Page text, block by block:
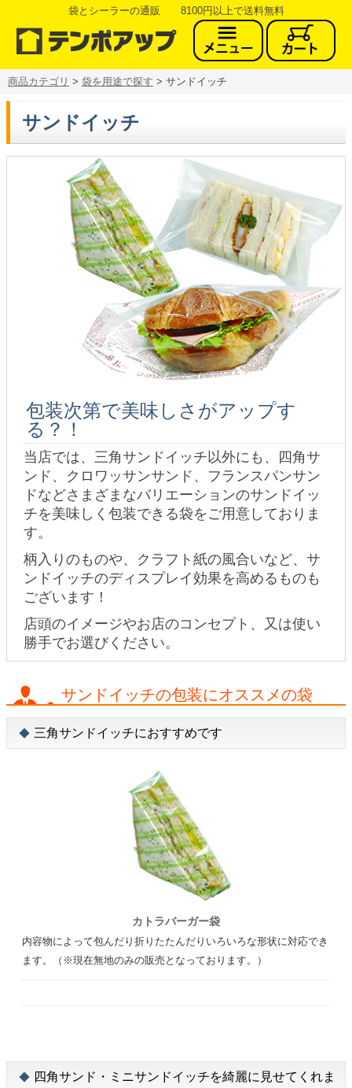
袋とシーラーの通販 8100円以上で送料無料
商品カテゴリ > 袋を用途で探す > サンドイッチ
サンドイッチ
包装次第で美味しさがアップす
る？！
当店では、三角サンドイッチ以外にも、四角サ
ンド、クロワッサンサンド、フランスパンサン
ドなどさまざまなバリエーションのサンドイッ
チを美味しく包装できる袋をご用意しておりま
す。
柄入りのものや、クラフト紙の風合いなど、サ
ンドイッチのディスプレイ効果を高めるものも
ございます！
店頭のイメージやお店のコンセプト、又は使い
勝手でお選びください。
サンドイッチの包装にオススメの袋
三角サンドイッチにおすすめです
カトラバーガー袋
内容物によって包んだり折りたたんだりいろいろな形状に対応でき
ます。（※現在無地のみの販売となっております。）
四角サンド・ミニサンドイッチを綺麗に見せてくれま